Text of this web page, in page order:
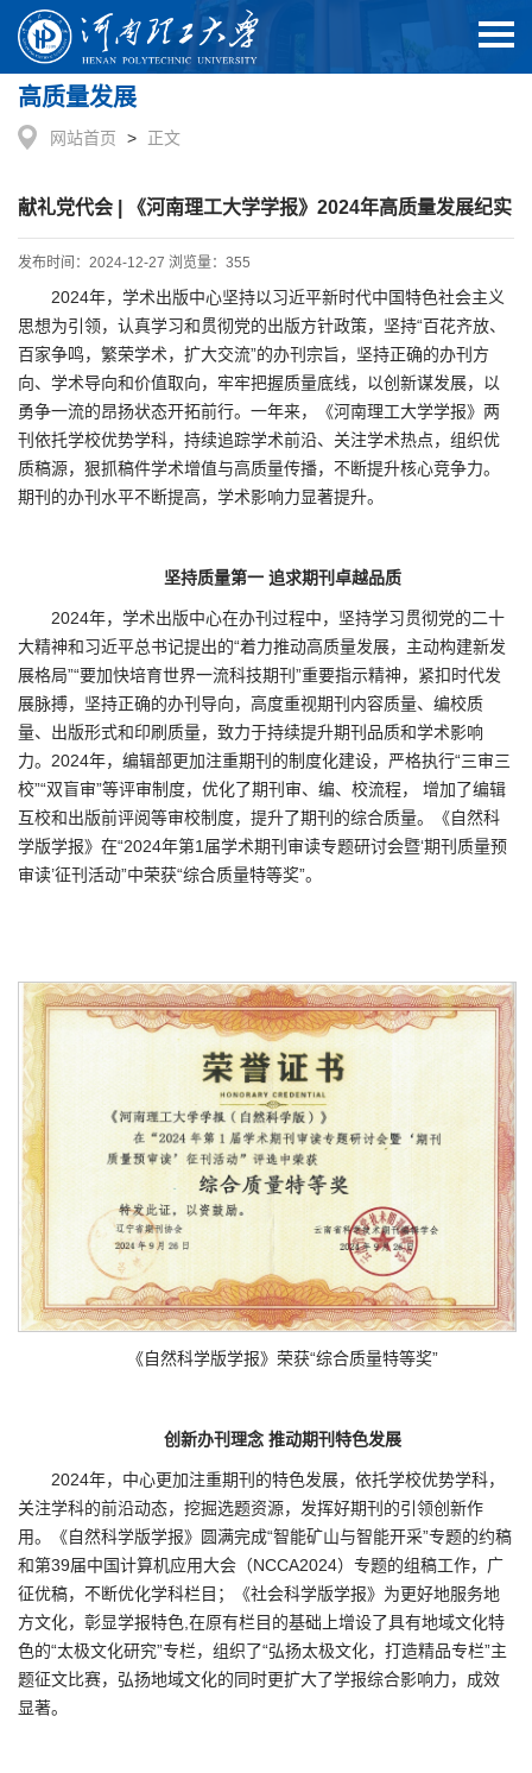
高质量发展
网站首页 > 正文
献礼党代会 | 《河南理工大学学报》2024年高质量发展纪实
发布时间：2024-12-27 浏览量： 355
2024年，学术出版中心坚持以习近平新时代中国特色社会主义
思想为引领，认真学习和贯彻党的出版方针政策，坚持“百花齐放、
百家争鸣，繁荣学术，扩大交流”的办刊宗旨，坚持正确的办刊方
向、学术导向和价值取向，牢牢把握质量底线，以创新谋发展，以
勇争一流的昂扬状态开拓前行。一年来，《河南理工大学学报》两
刊依托学校优势学科，持续追踪学术前沿、关注学术热点，组织优
质稿源，狠抓稿件学术增值与高质量传播，不断提升核心竞争力。
期刊的办刊水平不断提高，学术影响力显著提升。
坚持质量第一 追求期刊卓越品质
2024年，学术出版中心在办刊过程中，坚持学习贯彻党的二十
大精神和习近平总书记提出的“着力推动高质量发展，主动构建新发
展格局”“要加快培育世界一流科技期刊”重要指示精神，紧扣时代发
展脉搏，坚持正确的办刊导向，高度重视期刊内容质量、编校质
量、出版形式和印刷质量，致力于持续提升期刊品质和学术影响
力。2024年，编辑部更加注重期刊的制度化建设，严格执行“三审三
校”“双盲审”等评审制度，优化了期刊审、编、校流程， 增加了编辑
互校和出版前评阅等审校制度，提升了期刊的综合质量。《自然科
学版学报》在“2024年第1届学术期刊审读专题研讨会暨‘期刊质量预
审读’征刊活动”中荣获“综合质量特等奖”。
《自然科学版学报》荣获“综合质量特等奖”
创新办刊理念 推动期刊特色发展
2024年，中心更加注重期刊的特色发展，依托学校优势学科，
关注学科的前沿动态，挖掘选题资源，发挥好期刊的引领创新作
用。《自然科学版学报》圆满完成“智能矿山与智能开采”专题的约稿
和第39届中国计算机应用大会（NCCA2024）专题的组稿工作，广
征优稿，不断优化学科栏目；《社会科学版学报》为更好地服务地
方文化，彰显学报特色,在原有栏目的基础上增设了具有地域文化特
色的“太极文化研究”专栏，组织了“弘扬太极文化，打造精品专栏”主
题征文比赛，弘扬地域文化的同时更扩大了学报综合影响力，成效
显著。